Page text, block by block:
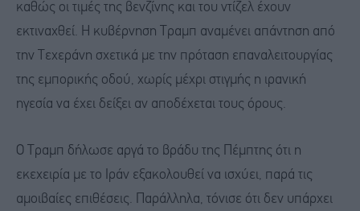
καθώς οι τιμές της βενζίνης και του ντίζελ έχουν
εκτιναχθεί. Η κυβέρνηση Τραμπ αναμένει απάντηση από
την Τεχεράνη σχετικά με την πρόταση επαναλειτουργίας
της εμπορικής οδού, χωρίς μέχρι στιγμής η ιρανική
ηγεσία να έχει δείξει αν αποδέχεται τους όρους.
Ο Τραμπ δήλωσε αργά το βράδυ της Πέμπτης ότι η
εκεχειρία με το Ιράν εξακολουθεί να ισχύει, παρά τις
αμοιβαίες επιθέσεις. Παράλληλα, τόνισε ότι δεν υπάρχει